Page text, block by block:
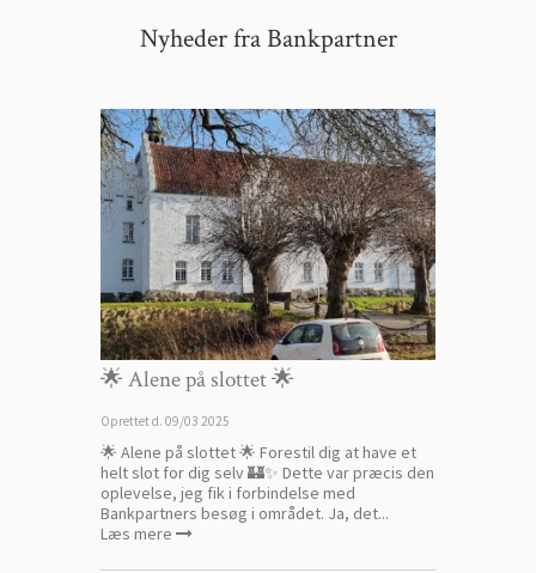
Nyheder fra Bankpartner
🌟 Alene på slottet 🌟
Oprettet d. 09/03 2025
🌟 Alene på slottet 🌟 Forestil dig at have et
helt slot for dig selv 🏰✨ Dette var præcis den
oplevelse, jeg fik i forbindelse med
Bankpartners besøg i området. Ja, det...
Læs mere